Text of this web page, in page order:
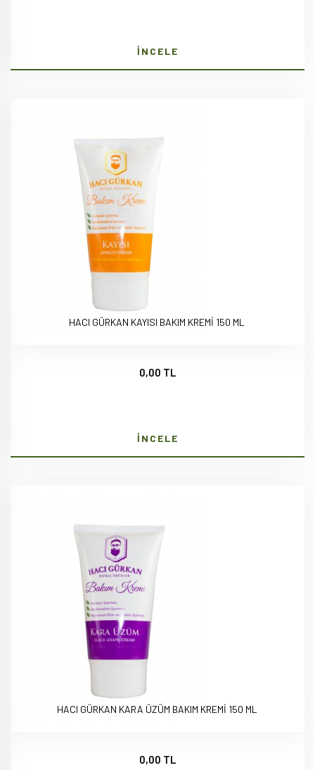
İNCELE
HACI GÜRKAN KAYISI BAKIM KREMİ 150 ML
0,00 TL
İNCELE
HACI GÜRKAN KARA ÜZÜM BAKIM KREMİ 150 ML
0,00 TL